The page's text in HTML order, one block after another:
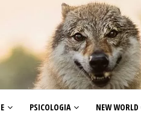
PSICOLOGIA NEW WORLD